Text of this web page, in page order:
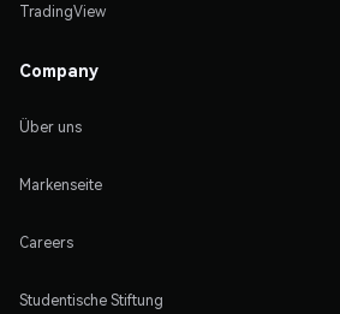
TradingView
Company
Über uns
Markenseite
Careers
Studentische Stiftung